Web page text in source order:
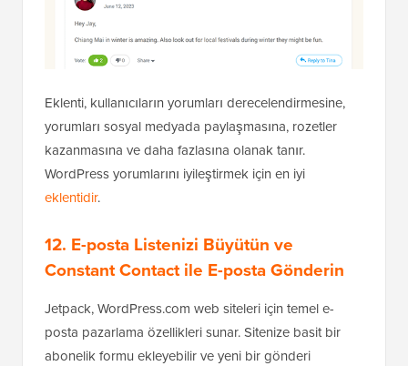
Eklenti, kullanıcıların yorumları derecelendirmesine,
yorumları sosyal medyada paylaşmasına, rozetler
kazanmasına ve daha fazlasına olanak tanır.
WordPress yorumlarını iyileştirmek için en iyi
eklentidir.
12. E-posta Listenizi Büyütün ve
Constant Contact ile E-posta Gönderin
Jetpack, WordPress.com web siteleri için temel e-
posta pazarlama özellikleri sunar. Sitenize basit bir
abonelik formu ekleyebilir ve yeni bir gönderi